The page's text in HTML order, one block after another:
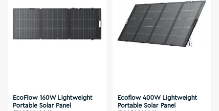
EcoFlow 160W Lightweight
Portable Solar Panel
Ecoflow 400W Lightweight
Portable Solar Panel